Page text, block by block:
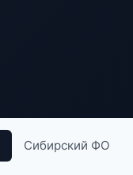
Сибирский ФО